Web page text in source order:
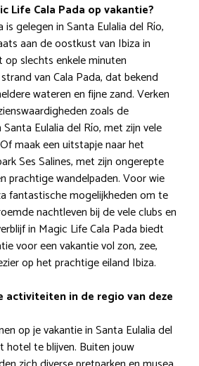
Life Cala Pada op vakantie?
gelegen in Santa Eulalia del Río,
aan de oostkust van Ibiza in
slechts enkele minuten
van Cala Pada, dat bekend
wateren en fijne zand. Verken
zoals de
Eulalia del Río, met zijn vele
maak een uitstapje naar het
Ses Salines, met zijn ongerepte
prachtige wandelpaden. Voor wie
fantastische mogelijkheden om te
nachtleven bij de vele clubs en
in Magic Life Cala Pada biedt
voor een vakantie vol zon, zee,
op het prachtige eiland Ibiza.
activiteiten in de regio van deze
op je vakantie in Santa Eulalia del
hotel te blijven. Buiten jouw